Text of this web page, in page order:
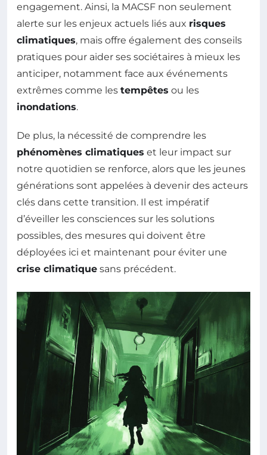
engagement. Ainsi, la MACSF non seulement
alerte sur les enjeux actuels liés aux risques
climatiques, mais offre également des conseils
pratiques pour aider ses sociétaires à mieux les
anticiper, notamment face aux événements
extrêmes comme les tempêtes ou les
inondations.
De plus, la nécessité de comprendre les
phénomènes climatiques et leur impact sur
notre quotidien se renforce, alors que les jeunes
générations sont appelées à devenir des acteurs
clés dans cette transition. Il est impératif
d’éveiller les consciences sur les solutions
possibles, des mesures qui doivent être
déployées ici et maintenant pour éviter une
crise climatique sans précédent.